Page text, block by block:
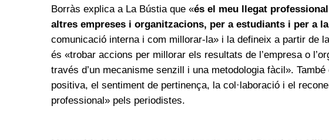
Borràs explica a La Bústia que «és el meu llegat
altres empreses i organitzacions, per a estudiants i per a
comunicació interna i com millorar-la» i la defineix a partir de
és «trobar accions per millorar els resultats de l’empresa o
través d’un mecanisme senzill i una metodologia fàcil».
positiva, el sentiment de pertinença, la col·laboració i el
professional» pels periodistes.